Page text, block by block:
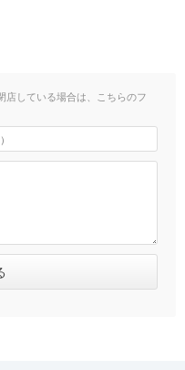
店している場合は、こちらのフ